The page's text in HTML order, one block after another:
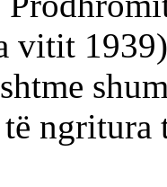
vitit
ngritura